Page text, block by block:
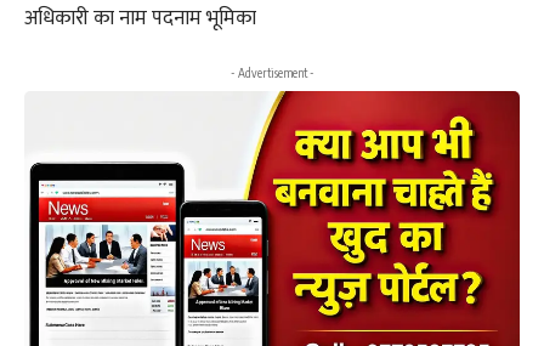
अधिकारी का नाम पदनाम भूमिका
- Advertisement -